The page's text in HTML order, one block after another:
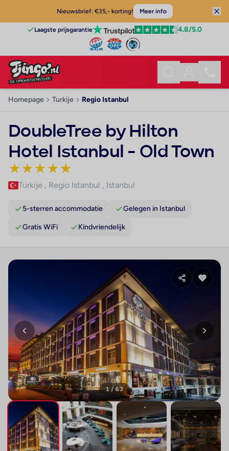
Nieuwsbrief: €35,- korting! Meer info
Laagste prijsgarantie 4.8/5.0
Homepage Turkije Regio Istanbul
DoubleTree by Hilton
Hotel Istanbul - Old Town
★★★★★
Turkije , Regio Istanbul , Istanbul
5-sterren accommodatie Gelegen in Istanbul
Gratis WiFi Kindvriendelijk
1 / 63